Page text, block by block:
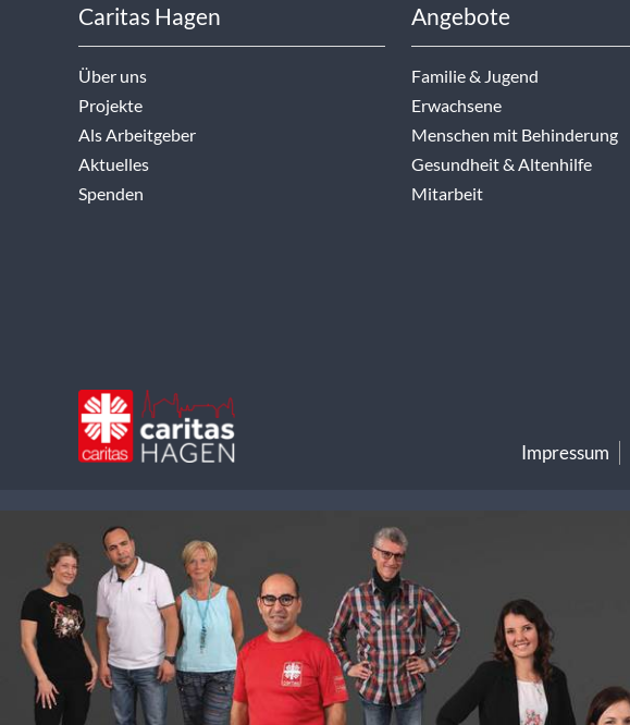
Caritas Hagen
Über uns
Projekte
Als Arbeitgeber
Aktuelles
Spenden
Angebote
Familie & Jugend
Erwachsene
Menschen mit Behinderung
Gesundheit & Altenhilfe
Mitarbeit
Impressum